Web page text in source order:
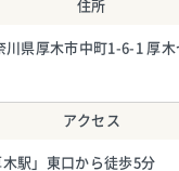
住所
県厚木市中町1-6-1 厚木
アクセス
木駅」東口から徒歩5分